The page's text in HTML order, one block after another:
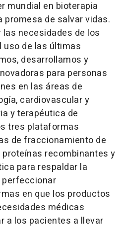
mundial en bioterapia
promesa de salvar vidas.
necesidades de los
de las últimas
desarrollamos y
para personas
en las áreas de
cardiovascular y
y terapéutica de
tres plataformas
de fraccionamiento de
recombinantes y
para respaldar la
en que los productos
médicas
a los pacientes a llevar